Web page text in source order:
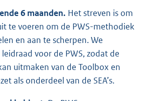
6 maanden. Het streven is om
te voeren om de PWS-methodiek
en aan te scherpen. We
voor de PWS, zodat de
uitmaken van de Toolbox en
als onderdeel van de SEA’s.